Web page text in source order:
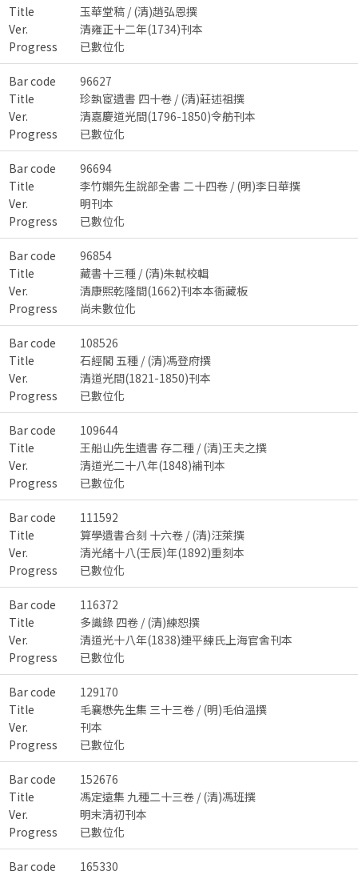
Title
玉華堂稿 / (清)趙弘恩撰
Ver.
清雍正十二年(1734)刊本
Progress
已數位化
Bar code
96627
Title
珍埶宧遺書 四十卷 / (清)莊述祖撰
Ver.
清嘉慶道光間(1796-1850)令舫刊本
Progress
已數位化
Bar code
96694
Title
李竹嬾先生說部全書 二十四卷 / (明)李日華撰
Ver.
明刊本
Progress
已數位化
Bar code
96854
Title
藏書十三種 / (清)朱軾校輯
Ver.
清康熙乾隆間(1662)刊本本衙藏板
Progress
尚未數位化
Bar code
108526
Title
石經閣 五種 / (清)馮登府撰
Ver.
清道光間(1821-1850)刊本
Progress
已數位化
Bar code
109644
Title
王船山先生遺書 存二種 / (清)王夫之撰
Ver.
清道光二十八年(1848)補刊本
Progress
已數位化
Bar code
111592
Title
算學遺書合刻 十六卷 / (清)汪萊撰
Ver.
清光緒十八(壬辰)年(1892)重刻本
Progress
已數位化
Bar code
116372
Title
多識錄 四卷 / (清)練恕撰
Ver.
清道光十八年(1838)連平練氏上海官舍刊本
Progress
已數位化
Bar code
129170
Title
毛襄懋先生集 三十三卷 / (明)毛伯溫撰
Ver.
刊本
Progress
已數位化
Bar code
152676
Title
馮定遠集 九種二十三卷 / (清)馮班撰
Ver.
明末清初刊本
Progress
已數位化
Bar code
165330